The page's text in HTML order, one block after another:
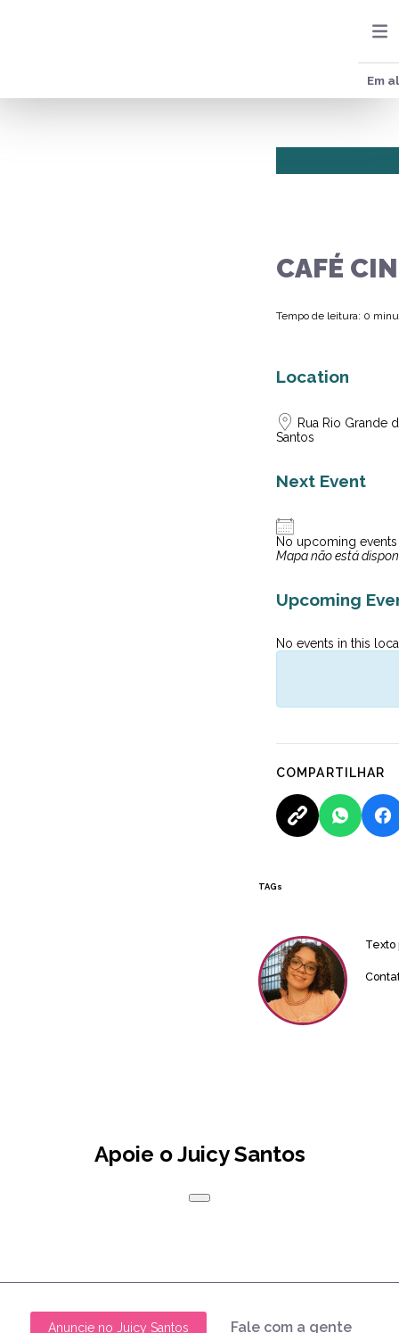
Em
CAFÉ
Tempo de leitura: 0
Location
Rua Rio Grande
Santos
Next Event
No upcoming events
Mapa não está
Upcoming
No events in this
COMPARTILHAR
TAGs
Texto
Apoie o Juicy Santos
Anuncie no Juicy Santos Fale com a gente